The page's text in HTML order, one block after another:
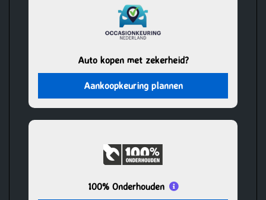
Auto kopen met zekerheid?
Aankoopkeuring plannen
100% Onderhouden